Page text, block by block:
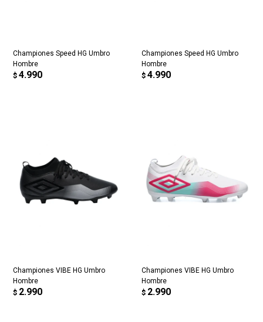
Championes Speed HG Umbro
Hombre
$ 4.990
Championes Speed HG Umbro
Hombre
$ 4.990
Championes VIBE HG Umbro
Hombre
$ 2.990
Championes VIBE HG Umbro
Hombre
$ 2.990